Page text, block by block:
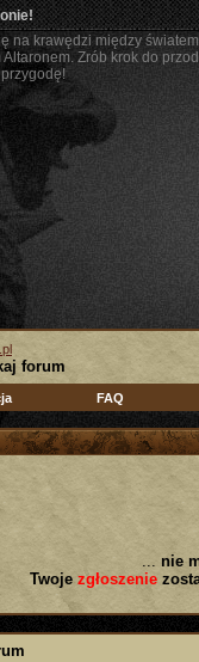
na krawędzi między
Zrób krok do
forum
FAQ
... nie
Twoje zgłoszenie